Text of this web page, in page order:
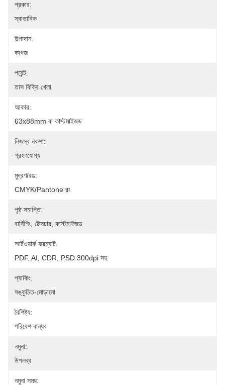
প্রকার:
স্বাভাবিক
উপাদান:
কাগজ
পয়েন্ট:
তাস বিক্রি খেলা
আকার:
63x88mm বা কাস্টমাইজড
নিজস্ব নকশা:
গ্রহণযোগ্য
মুদ্রণ/রঙ:
CMYK/Pantone রং
পৃষ্ঠ সমাপ্তি:
বার্নিশিং, টেক্সচার, কাস্টমাইজড
আর্টওয়ার্ক ফরম্যাট:
PDF, AI, CDR, PSD 300dpi সহ
প্যাকিং:
সঙ্কুচিত-মোড়ানো
বৈশিষ্ট্য:
পরিবেশ বান্ধব
নমুনা:
উপলব্ধ
নমুনা সময়: